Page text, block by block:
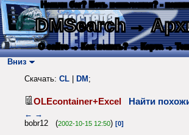
Нашли баг? Есть пожелания? -
DMSearch→
О сайте → Как искать? → Карта →
Вниз
Скачать: CL DM ;
OLEcontainer+Excel Найти
← →
bobr12 (2002-10-15 12:50) [0]